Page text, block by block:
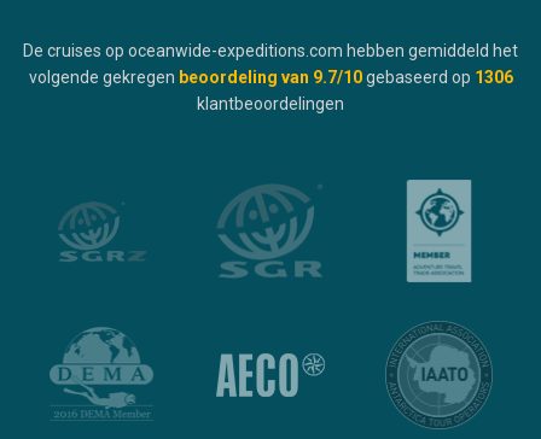
De cruises op oceanwide-expeditions.com hebben gemiddeld het
volgende gekregen beoordeling van 9.7/10 gebaseerd op 1306
klantbeoordelingen